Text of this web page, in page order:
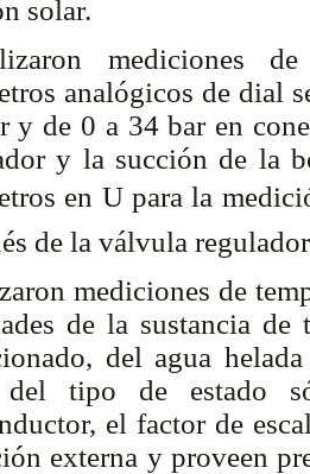
solar.
mediciones
analógicos de dial
y de 0 a 34 bar en
y la succión de la
en U para la
de la válvula
mediciones de
de la sustancia
del agua
del tipo de estado
el factor de
externa y proveen